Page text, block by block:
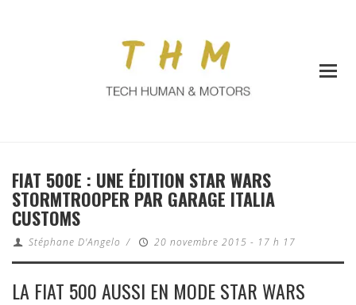
FIAT 500E : UNE ÉDITION STAR WARS
STORMTROOPER PAR GARAGE ITALIA
CUSTOMS
Stéphane D'Angelo / 20 novembre 2015 - 17 h 17
LA FIAT 500 AUSSI EN MODE STAR WARS